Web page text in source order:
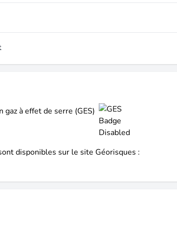
gaz à effet de serre (GES)
disponibles sur le site Géorisques :